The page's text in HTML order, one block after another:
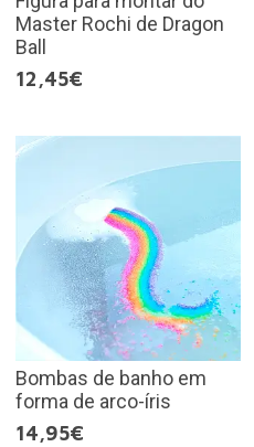
Master Rochi de Dragon
Ball
12,45€
Bombas de banho em
forma de arco-íris
14,95€